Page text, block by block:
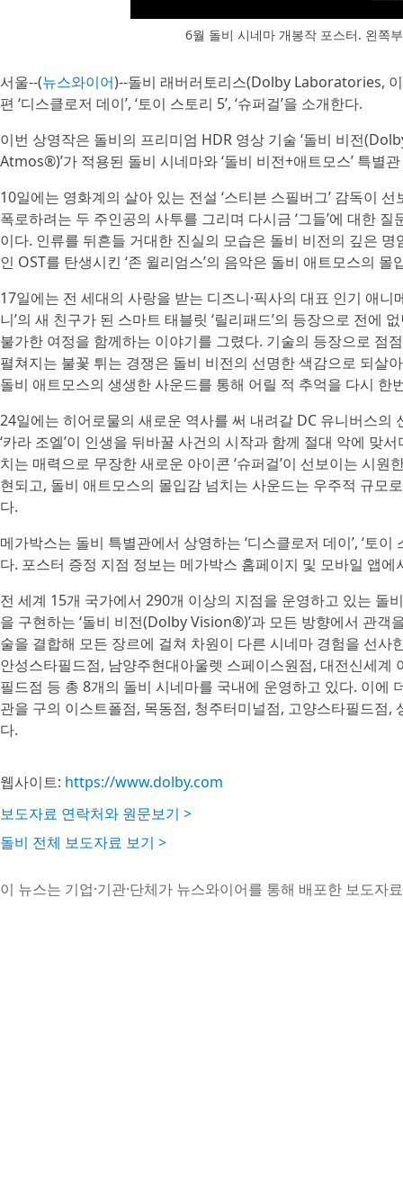
6월 돌비 시네마 개봉작 포스터. 왼쪽부
서울--(뉴스와이어)--돌비 래버러토리스(Dolby Laboratories,
편 ‘디스클로저 데이’, ‘토이 스토리 5’, ‘슈퍼걸’을 소개한다.
이번 상영작은 돌비의 프리미엄 HDR 영상 기술 ‘돌비 비전
Atmos®)’가 적용된 돌비 시네마와 ‘돌비 비전+애트모스’ 특별
10일에는 영화계의 살아 있는 전설 ‘스티븐 스필버그’ 감독이
폭로하려는 두 주인공의 사투를 그리며 다시금 ‘그들’에 대한
이다. 인류를 뒤흔들 거대한 진실의 모습은 돌비 비전의 깊은 명
인 OST를 탄생시킨 ‘존 윌리엄스’의 음악은 돌비 애트모스의
17일에는 전 세대의 사랑을 받는 디즈니·픽사의 대표 인기 애니
니’의 새 친구가 된 스마트 태블릿 ‘릴리패드’의 등장으로 전에
불가한 여정을 함께하는 이야기를 그렸다. 기술의 등장으로 점
펼쳐지는 불꽃 튀는 경쟁은 돌비 비전의 선명한 색감으로 되살
돌비 애트모스의 생생한 사운드를 통해 어릴 적 추억을 다시 한
24일에는 히어로물의 새로운 역사를 써 내려갈 DC 유니버스의
‘카라 조엘’이 인생을 뒤바꿀 사건의 시작과 함께 절대 악에 맞
치는 매력으로 무장한 새로운 아이콘 ‘슈퍼걸’이 선보이는 시
현되고, 돌비 애트모스의 몰입감 넘치는 사운드는 우주적 규모
다.
메가박스는 돌비 특별관에서 상영하는 ‘디스클로저 데이’, ‘토
다. 포스터 증정 지점 정보는 메가박스 홈페이지 및 모바일 앱에
전 세계 15개 국가에서 290개 이상의 지점을 운영하고 있는 돌
을 구현하는 ‘돌비 비전(Dolby Vision®)’과 모든 방향에서 관
술을 결합해 모든 장르에 걸쳐 차원이 다른 시네마 경험을 선
안성스타필드점, 남양주현대아울렛 스페이스원점, 대전신세
필드점 등 총 8개의 돌비 시네마를 국내에 운영하고 있다. 이에
관을 구의 이스트폴점, 목동점, 청주터미널점, 고양스타필드점
다.
웹사이트: https://www.dolby.com
보도자료 연락처와 원문보기 >
돌비 전체 보도자료 보기 >
이 뉴스는 기업·기관·단체가 뉴스와이어를 통해 배포한 보도자